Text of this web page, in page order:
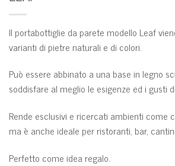
Il portabottiglie da parete modello Leaf
varianti di pietre naturali e di colori.
Può essere abbinato a una base in legno
soddisfare al meglio le esigenze ed i gusti
Rende esclusivi e ricercati ambienti come
ma è anche ideale per ristoranti, bar,
Perfetto come idea regalo.